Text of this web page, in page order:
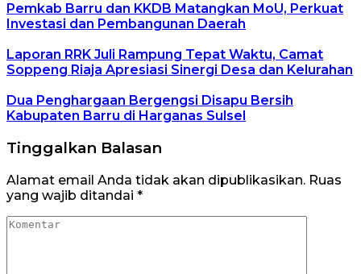
Pemkab Barru dan KKDB Matangkan MoU, Perkuat
Investasi dan Pembangunan Daerah
Laporan RRK Juli Rampung Tepat Waktu, Camat
Soppeng Riaja Apresiasi Sinergi Desa dan Kelurahan
Dua Penghargaan Bergengsi Disapu Bersih
Kabupaten Barru di Harganas Sulsel
Tinggalkan Balasan
Alamat email Anda tidak akan dipublikasikan. Ruas
yang wajib ditandai *